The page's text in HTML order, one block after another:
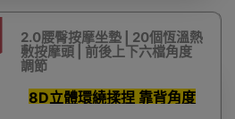
2.0腰臀按摩坐墊 | 20個恆溫熱
敷按摩頭 | 前後上下六檔角度
調節
8D立體環繞揉捏 靠背角度